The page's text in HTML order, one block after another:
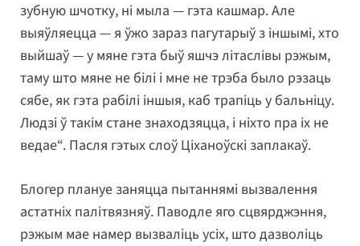
зубную шчотку, ні мыла — гэта кашмар. Але
выяўляецца — я ўжо зараз пагутарыў з іншымі, хто
выйшаў — у мяне гэта быў яшчэ літаслівы рэжым,
таму што мяне не білі і мне не трэба было рэзаць
сябе, як гэта рабілі іншыя, каб трапіць у бальніцу.
Людзі ў такім стане знаходзяцца, і ніхто пра іх не
ведае“. Пасля гэтых слоў Ціханоўскі заплакаў.
Блогер плануе заняцца пытаннямі вызвалення
астатніх палітвязняў. Паводле яго сцвярджэння,
рэжым мае намер вызваліць усіх, што дазволіць